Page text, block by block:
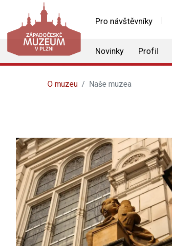
Pro návštěvníky
Novinky Profil
O muzeu Naše muzea